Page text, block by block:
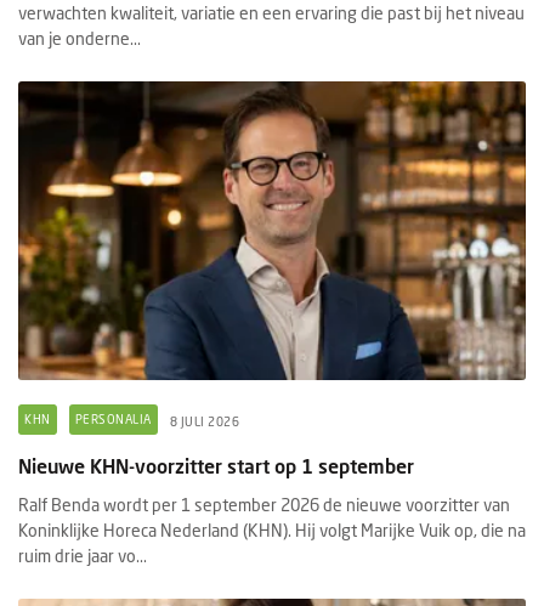
verwachten kwaliteit, variatie en een ervaring die past bij het niveau
van je onderne...
KHN PERSONALIA 8 JULI 2026
Nieuwe KHN-voorzitter start op 1 september
Ralf Benda wordt per 1 september 2026 de nieuwe voorzitter van
Koninklijke Horeca Nederland (KHN). Hij volgt Marijke Vuik op, die na
ruim drie jaar vo...